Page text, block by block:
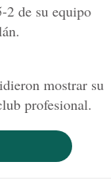
2 de su equipo
mostrar su
profesional.